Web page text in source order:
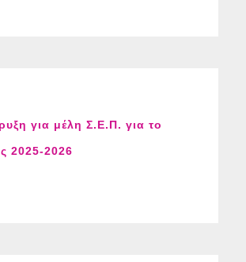
για μέλη Σ.Ε.Π. για το
2025-2026